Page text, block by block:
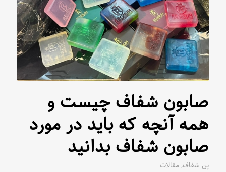
صابون شفاف چیست و
همه آنچه که باید در مورد
صابون شفاف بدانید
پن شفاف, مقالات